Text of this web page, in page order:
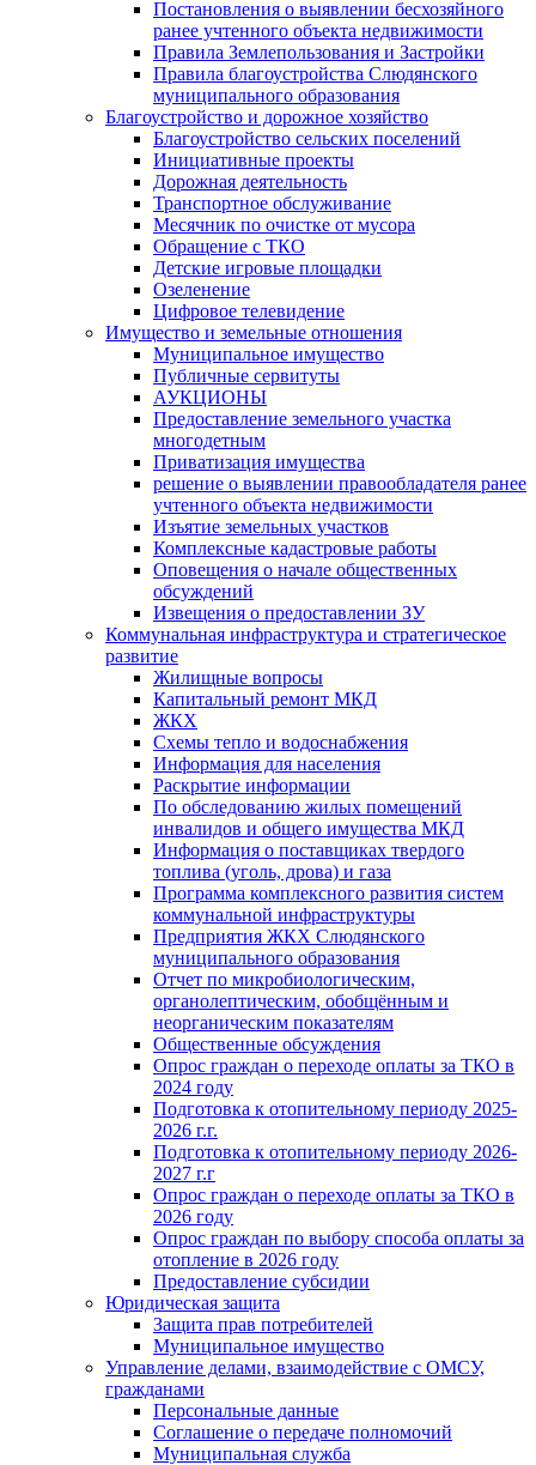
Постановления о выявлении бесхозяйного
ранее учтенного объекта недвижимости
Правила Землепользования и Застройки
Правила благоустройства Слюдянского
муниципального образования
Благоустройство и дорожное хозяйство
Благоустройство сельских поселений
Инициативные проекты
Дорожная деятельность
Транспортное обслуживание
Месячник по очистке от мусора
Обращение с ТКО
Детские игровые площадки
Озеленение
Цифровое телевидение
Имущество и земельные отношения
Муниципальное имущество
Публичные сервитуты
АУКЦИОНЫ
Предоставление земельного участка
многодетным
Приватизация имущества
решение о выявлении правообладателя ранее
учтенного объекта недвижимости
Изъятие земельных участков
Комплексные кадастровые работы
Оповещения о начале общественных
обсуждений
Извещения о предоставлении ЗУ
Коммунальная инфраструктура и стратегическое
развитие
Жилищные вопросы
Капитальный ремонт МКД
ЖКХ
Схемы тепло и водоснабжения
Информация для населения
Раскрытие информации
По обследованию жилых помещений
инвалидов и общего имущества МКД
Информация о поставщиках твердого
топлива (уголь, дрова) и газа
Программа комплексного развития систем
коммунальной инфраструктуры
Предприятия ЖКХ Слюдянского
муниципального образования
Отчет по микробиологическим,
органолептическим, обобщённым и
неорганическим показателям
Общественные обсуждения
Опрос граждан о переходе оплаты за ТКО в
2024 году
Подготовка к отопительному периоду 2025-
2026 г.г.
Подготовка к отопительному периоду 2026-
2027 г.г
Опрос граждан о переходе оплаты за ТКО в
2026 году
Опрос граждан по выбору способа оплаты за
отопление в 2026 году
Предоставление субсидии
Юридическая защита
Защита прав потребителей
Муниципальное имущество
Управление делами, взаимодействие с ОМСУ,
гражданами
Персональные данные
Соглашение о передаче полномочий
Муниципальная служба